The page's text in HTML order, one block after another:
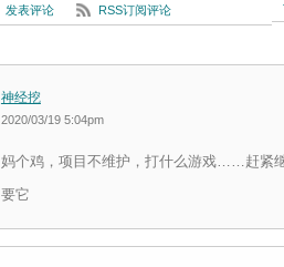
发表评论 RSS订阅评论
神经挖
2020/03/19 5:04pm
妈个鸡，项目不维护，打什么游戏……赶紧
要它